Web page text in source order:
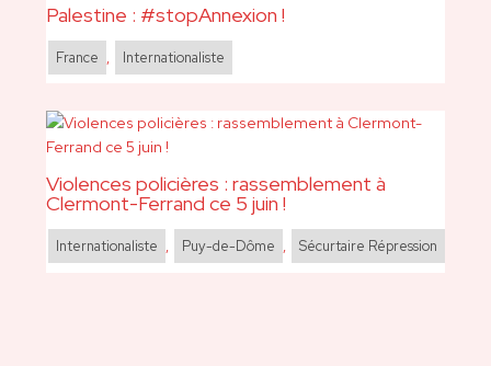
Palestine : #stopAnnexion !
France , Internationaliste
Violences policières : rassemblement à
Clermont-Ferrand ce 5 juin !
Internationaliste , Puy-de-Dôme , Sécurtaire Répression